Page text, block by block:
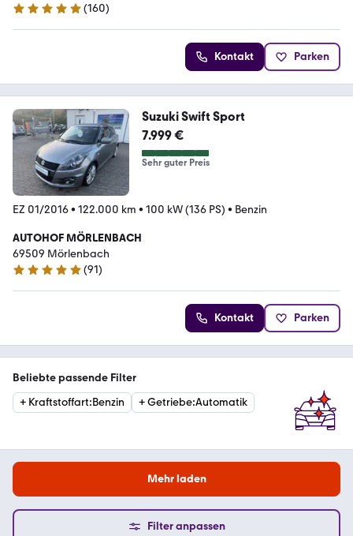
4.8 Sterne
(160)
Kontakt Parken
Suzuki Swift Sport
7.999 €
Sehr guter Preis
EZ 01/2016• 122.000 km • 100 kW (136 PS) • Benzin
AUTOHOF MÖRLENBACH
69509 Mörlenbach
5 Sterne
(91)
Kontakt Parken
Beliebte passende Filter
+ Kraftstoffart:Benzin +Getriebe:Automatik
Mehr laden
Filter anpassen